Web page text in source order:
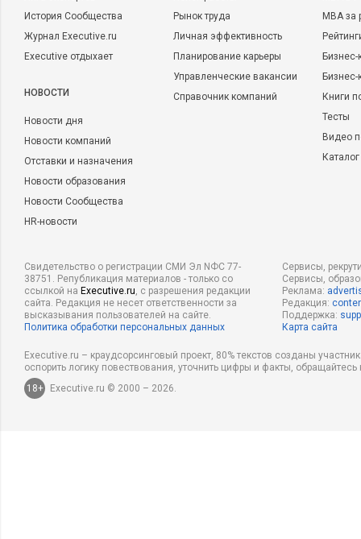
История Сообщества
Журнал Executive.ru
Executive отдыхает
НОВОСТИ
Новости дня
Новости компаний
Отставки и назначения
Новости образования
Новости Сообщества
HR-новости
Рынок труда
Личная эффективность
Планирование карьеры
Управленческие вакансии
Справочник компаний
MBA
Бизнес-
Книги
Тесты
Видео
Свидетельство о регистрации СМИ Эл NФС 77-
38751. Републикация материалов - только со
ссылкой на Executive.ru, с разрешения редакции
сайта. Редакция не несет ответственности за
высказывания пользователей на сайте.
Политика обработки персональных данных
Сервисы,
Сервисы,
Реклама:
Редакция:
Поддержка:
Карта сайта
Executive.ru – краудсорсинговый проект, 80% текстов созданы
оспорить логику повествования, уточнить цифры и факты,
18+
Executive.ru © 2000 – 2026.